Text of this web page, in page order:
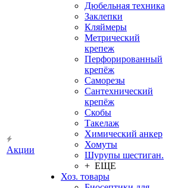
Акции
Дюбельная техника
Заклепки
Кляймеры
Метрический
крепеж
Перфорированный
крепёж
Саморезы
Сантехнический
крепёж
Скобы
Такелаж
Химический анкер
Хомуты
Шурупы шестиган.
+ ЕЩЕ
Хоз. товары